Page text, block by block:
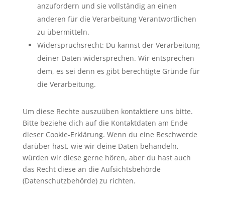
anzufordern und sie vollständig an einen
anderen für die Verarbeitung Verantwortlichen
zu übermitteln.
Widerspruchsrecht: Du kannst der Verarbeitung
deiner Daten widersprechen. Wir entsprechen
dem, es sei denn es gibt berechtigte Gründe für
die Verarbeitung.
Um diese Rechte auszuüben kontaktiere uns bitte.
Bitte beziehe dich auf die Kontaktdaten am Ende
dieser Cookie-Erklärung. Wenn du eine Beschwerde
darüber hast, wie wir deine Daten behandeln,
würden wir diese gerne hören, aber du hast auch
das Recht diese an die Aufsichtsbehörde
(Datenschutzbehörde) zu richten.